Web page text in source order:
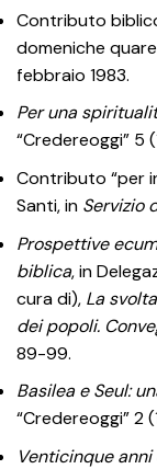
Contributo
domeniche
febbraio 1983.
Per una
“Credereoggi” 5
Contributo “per
Santi, in Servizio
Prospettive
biblica, in
cura di), La
dei popoli.
89-99.
Basilea e Seul:
“Credereoggi” 2
Venticinque anni